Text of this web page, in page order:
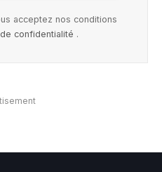
acceptez nos conditions
confidentialité .